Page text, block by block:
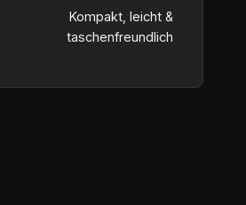
Kompakt, leicht &
taschenfreundlich